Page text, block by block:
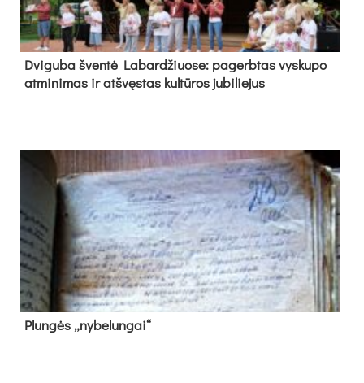
Dvi­gu­ba šven­tė La­bar­džiuo­se: pa­gerb­tas vys­ku­po
at­mi­ni­mas ir at­švęs­tas kul­tū­ros ju­bi­lie­jus
Plun­gės „ny­be­lun­gai“